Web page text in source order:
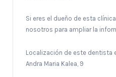
Si eres el dueño de esta
nosotros para ampliar la
Localización de este dentista
Andra Maria Kalea, 9